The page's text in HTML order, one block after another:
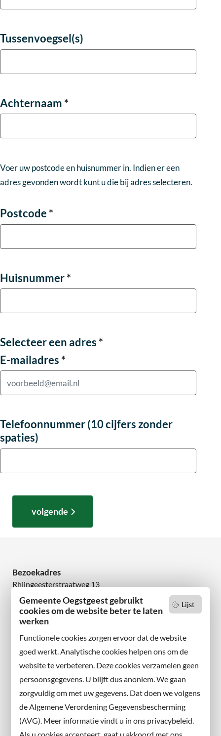
Lijst
Gemeente Oegstgeest gebruikt
cookies om de website beter te laten
werken
Functionele cookies zorgen ervoor dat de website
goed werkt. Analytische cookies helpen ons om de
website te verbeteren. Deze cookies verzamelen geen
persoonsgegevens. U blijft dus anoniem. We gaan
zorgvuldig om met uw gegevens. Dat doen we volgens
de Algemene Verordening Gegevensbescherming
(AVG). Meer informatie vindt u in ons privacybeleid.
Als u cookies accepteert, gaat u akkoord met ons
Tussenvoegsel(s)
Achternaam *
Voer uw postcode en huisnummer in. Indien er een
adres gevonden wordt kunt u die bij adres selecteren.
Postcode *
Huisnummer*
Selecteer een adres
Selecteer een adres *
E-mailadres *
Telefoonnummer (10 cijfers zonder
spaties)
volgende
Bezoekadres
Rhijngeesterstraatweg 13
2342 AN Oegstgeest
Wilt u niets missen?
en volg ons ook op sociale media.
Facebook
X
Instagram
Contact met de gemeente